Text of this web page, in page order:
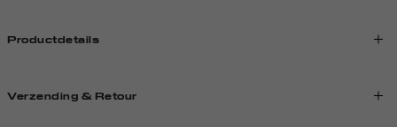
Productdetails
Verzending & Retour